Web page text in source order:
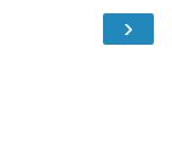
›